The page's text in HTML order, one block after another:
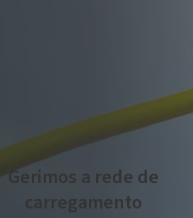
Gerimos a rede de
carregamento